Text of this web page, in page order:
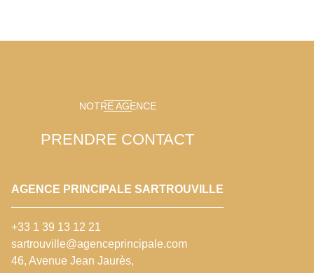
NOTRE AGENCE
PRENDRE CONTACT
AGENCE PRINCIPALE SARTROUVILLE
+33 1 39 13 12 21
sartrouville@agenceprincipale.com
46, Avenue Jean Jaurès,